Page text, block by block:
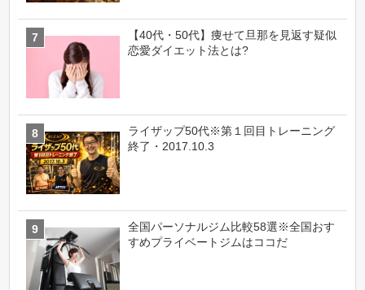
【40代・50代】痩せて旦那を見返す疑似
恋愛ダイエット法とは?
ライザップ50代※第１回目トレーニング
終了・2017.10.3
全国パーソナルジム比較58選※全国おす
すめプライベートジムはココだ